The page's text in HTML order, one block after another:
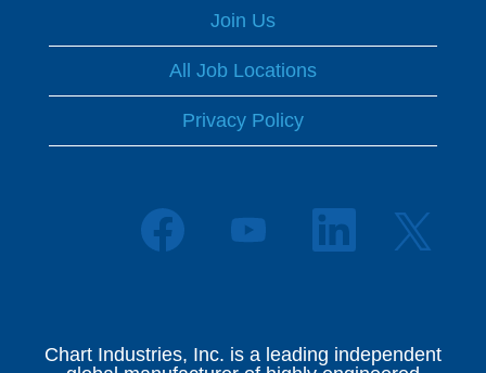
Join Us
All Job Locations
Privacy Policy
O
p
a
n
O
a
n
O
e
a
n
O
p
a
Chart Industries, Inc. is a leading independent